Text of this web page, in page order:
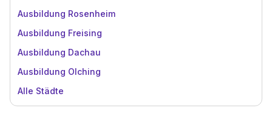
Ausbildung Rosenheim
Ausbildung Freising
Ausbildung Dachau
Ausbildung Olching
Alle Städte